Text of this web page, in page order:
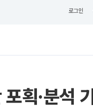
로그인
획·분석